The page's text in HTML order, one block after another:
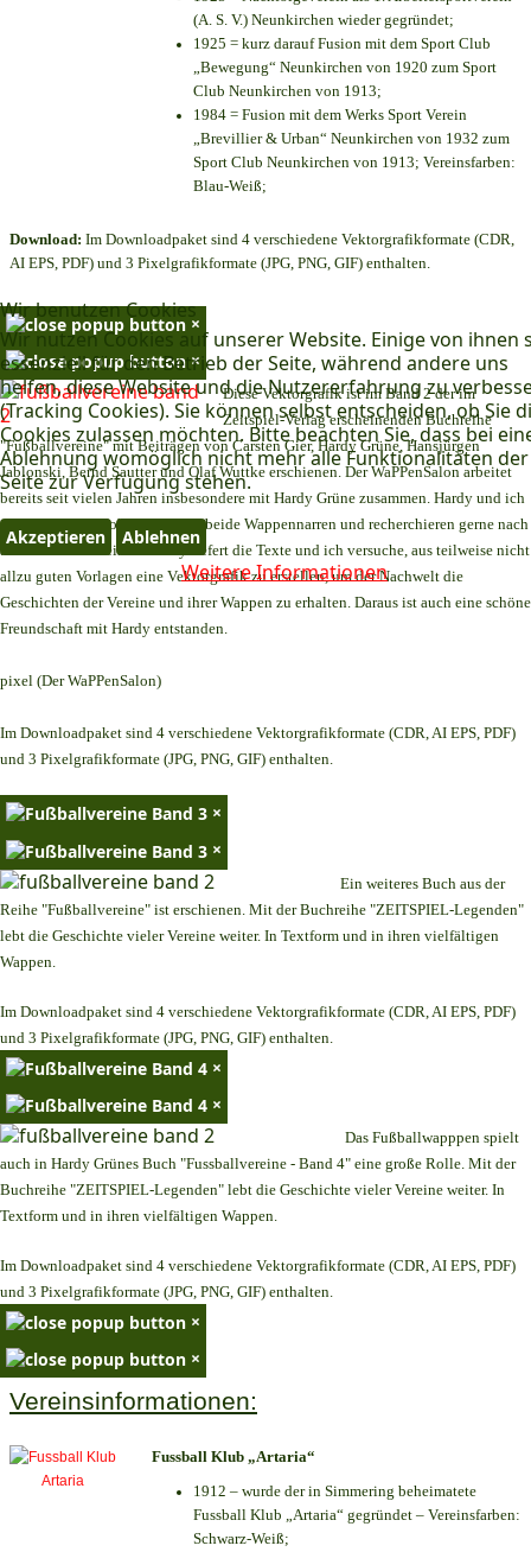
Wir benutzen Cookies
Wir nutzen Cookies auf unserer Website. Einige von ihnen
essenziell für den Betrieb der Seite, während andere uns
helfen, diese Website und die Nutzererfahrung zu
(Tracking Cookies). Sie können selbst entscheiden, ob Sie
Cookies zulassen möchten. Bitte beachten Sie, dass bei
Ablehnung womöglich nicht mehr alle Funktionalitäten der
Seite zur Verfügung stehen.
Akzeptieren Ablehnen
Weitere Informationen
(A. S. V.) Neunkirchen wieder gegründet;
1925 = kurz darauf Fusion mit dem Sport Club
„Bewegung“ Neunkirchen von 1920 zum Sport
Club Neunkirchen von 1913;
1984 = Fusion mit dem Werks Sport Verein
„Brevillier & Urban“ Neunkirchen von 1932 zum
Sport Club Neunkirchen von 1913; Vereinsfarben:
Blau-Weiß;
Download: Im Downloadpaket sind 4 verschiedene Vektorgrafikformate (CDR,
AI EPS, PDF) und 3 Pixelgrafikformate (JPG, PNG, GIF) enthalten.
×
×
Diese Vektorgrafik ist im Band 2 der im
Zeitspiel-Verlag erscheinenden Buchreihe
"Fußballvereine" mit Beiträgen von Carsten Gier, Hardy Grüne, Hansjürgen
Jablonski, Bernd Sautter und Olaf Wuttke erschienen. Der WaPPenSalon arbeitet
bereits seit vielen Jahren insbesondere mit Hardy Grüne zusammen. Hardy und ich
teilen dasselbe Hobby. Wir sind beide Wappennarren und recherchieren gerne nach
alten Fußballvereinen. Hardy liefert die Texte und ich versuche, aus teilweise nicht
allzu guten Vorlagen eine Vektorgrafik zu erstellen, um der Nachwelt die
Geschichten der Vereine und ihrer Wappen zu erhalten. Daraus ist auch eine schöne
Freundschaft mit Hardy entstanden.
pixel (Der WaPPenSalon)
Im Downloadpaket sind 4 verschiedene Vektorgrafikformate (CDR, AI EPS, PDF)
und 3 Pixelgrafikformate (JPG, PNG, GIF) enthalten.
×
×
Ein weiteres Buch aus der
Reihe "Fußballvereine" ist erschienen. Mit der Buchreihe "ZEITSPIEL-Legenden"
lebt die Geschichte vieler Vereine weiter. In Textform und in ihren vielfältigen
Wappen.
Im Downloadpaket sind 4 verschiedene Vektorgrafikformate (CDR, AI EPS, PDF)
und 3 Pixelgrafikformate (JPG, PNG, GIF) enthalten.
×
×
Das Fußballwapppen spielt
auch in Hardy Grünes Buch "Fussballvereine - Band 4" eine große Rolle. Mit der
Buchreihe "ZEITSPIEL-Legenden" lebt die Geschichte vieler Vereine weiter. In
Textform und in ihren vielfältigen Wappen.
Im Downloadpaket sind 4 verschiedene Vektorgrafikformate (CDR, AI EPS, PDF)
und 3 Pixelgrafikformate (JPG, PNG, GIF) enthalten.
×
×
Vereinsinformationen:
Fussball Klub „Artaria“
1912 – wurde der in Simmering beheimatete
Fussball Klub „Artaria“ gegründet – Vereinsfarben:
Schwarz-Weiß;